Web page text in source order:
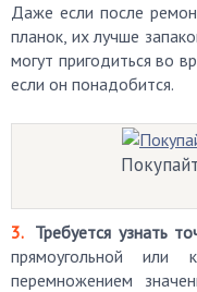
Даже если после
планок, их лучше
могут пригодиться во
если он понадобится.
Требуется узнать
прямоугольной или
перемножением